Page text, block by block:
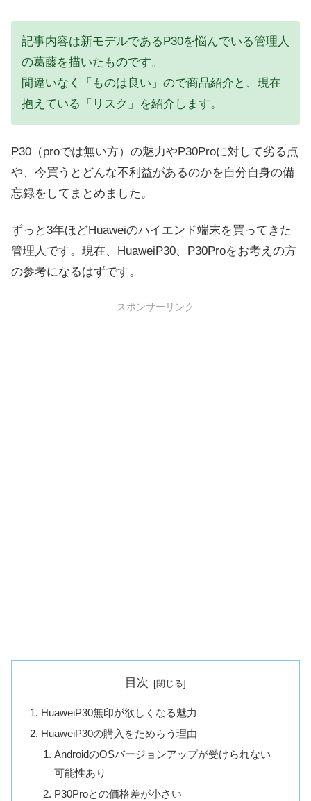
記事内容は新モデルであるP30を悩んでいる管理人
の葛藤を描いたものです。
間違いなく「ものは良い」ので商品紹介と、現在
抱えている「リスク」を紹介します。
P30（proでは無い方）の魅力やP30Proに対して劣る点
や、今買うとどんな不利益があるのかを自分自身の備
忘録をしてまとめました。
ずっと3年ほどHuaweiのハイエンド端末を買ってきた
管理人です。現在、HuaweiP30、P30Proをお考えの方
の参考になるはずです。
スポンサーリンク
目次
HuaweiP30無印が欲しくなる魅力
HuaweiP30の購入をためらう理由
AndroidのOSバージョンアップが受けられない
可能性あり
P30Proとの価格差が小さい